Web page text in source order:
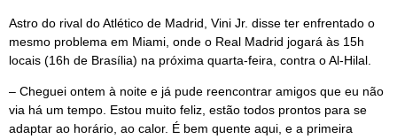
Astro do rival do Atlético de Madrid, Vini Jr. disse ter enfrentado o
mesmo problema em Miami, onde o Real Madrid jogará às 15h
locais (16h de Brasília) na próxima quarta-feira, contra o Al-Hilal.
– Cheguei ontem à noite e já pude reencontrar amigos que eu não
via há um tempo. Estou muito feliz, estão todos prontos para se
adaptar ao horário, ao calor. É bem quente aqui, e a primeira